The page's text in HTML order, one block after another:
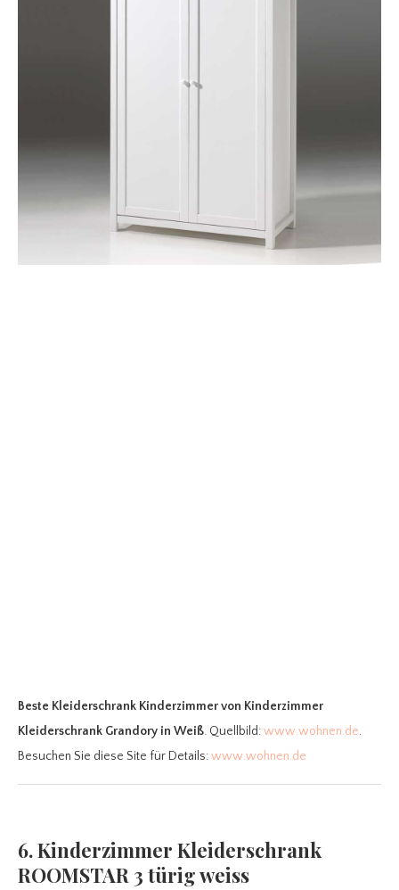
Beste Kleiderschrank Kinderzimmervon Kinderzimmer
Kleiderschrank Grandory in Weiß. Quellbild:www.wohnen.de.
Besuchen Sie diese Site für Details:www.wohnen.de
6. Kinderzimmer Kleiderschrank
ROOMSTAR 3 türig weiss